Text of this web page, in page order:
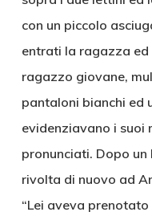
con un piccolo
entrati la ragazza ed
ragazzo giovane,
pantaloni bianchi ed
evidenziavano i suoi
pronunciati. Dopo
rivolta di nuovo ad
“Lei aveva